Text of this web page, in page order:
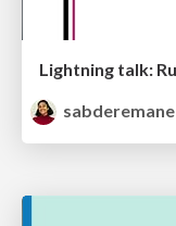
sabderemane